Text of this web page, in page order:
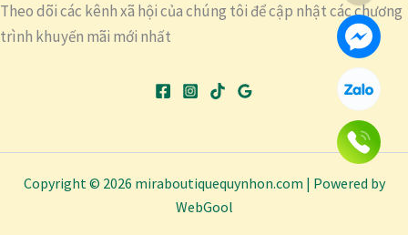
Theo dõi các kênh xã hội của chúng tôi để cập nhật các chương
trình khuyến mãi mới nhất
Copyright © 2026 miraboutiquequynhon.com | Powered by
WebGool